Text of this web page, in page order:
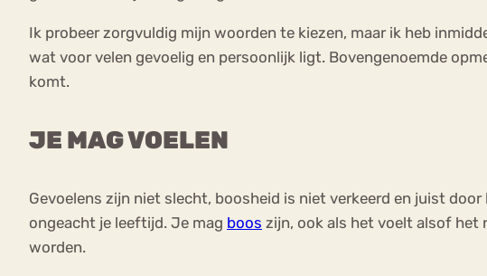
Ik probeer zorgvuldig mijn woorden te kiezen, maar ik heb
wat voor velen gevoelig en persoonlijk ligt. Bovengenoemde
komt.
JE MAG VOELEN
Gevoelens zijn niet slecht, boosheid is niet verkeerd en juist
ongeacht je leeftijd. Je mag boos zijn, ook als het voelt alsof het
worden.